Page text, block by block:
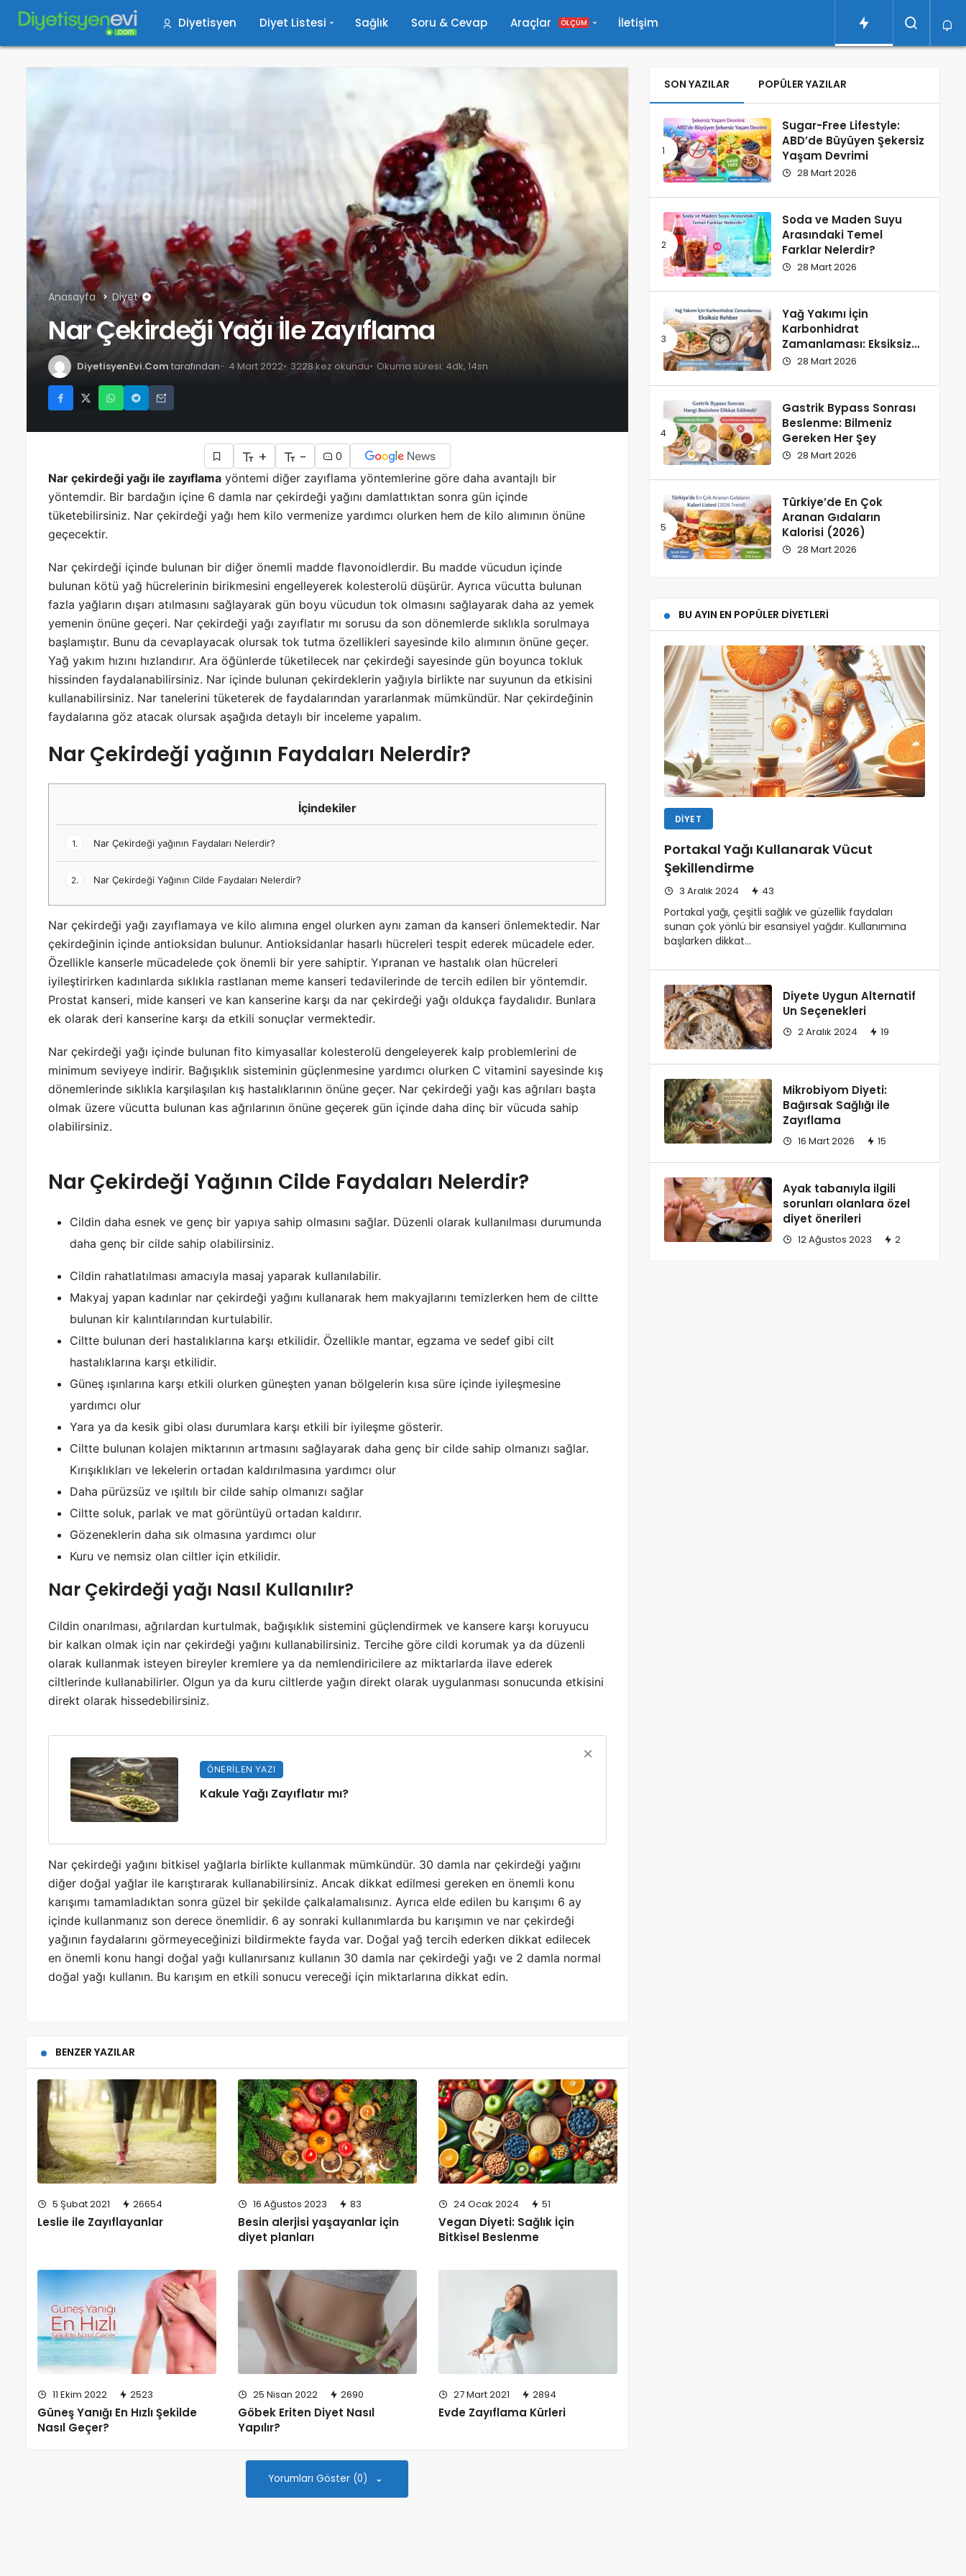
Diyetisyen Diyet Listesi Sağlık Soru & Cevap Araçlar ÖLÇÜM İletişim
Anasayfa Diyet
Nar Çekirdeği Yağı İle Zayıflama
DiyetisyenEvi.Com tarafından 4 Mart 2022 3228 kez okundu Okuma süresi: 4dk, 14sn
+ -
0
Nar çekirdeği yağı ile zayıflama yöntemi diğer zayıflama yöntemlerine göre daha avantajlı bir
yöntemdir. Bir bardağın içine 6 damla nar çekirdeği yağını damlattıktan sonra gün içinde
tüketebilirsiniz. Nar çekirdeği yağı hem kilo vermenize yardımcı olurken hem de kilo alımının önüne
geçecektir.
Nar çekirdeği içinde bulunan bir diğer önemli madde flavonoidlerdir. Bu madde vücudun içinde
bulunan kötü yağ hücrelerinin birikmesini engelleyerek kolesterolü düşürür. Ayrıca vücutta bulunan
fazla yağların dışarı atılmasını sağlayarak gün boyu vücudun tok olmasını sağlayarak daha az yemek
yemenin önüne geçeri. Nar çekirdeği yağı zayıflatır mı sorusu da son dönemlerde sıklıkla sorulmaya
başlamıştır. Bunu da cevaplayacak olursak tok tutma özellikleri sayesinde kilo alımının önüne geçer.
Yağ yakım hızını hızlandırır. Ara öğünlerde tüketilecek nar çekirdeği sayesinde gün boyunca tokluk
hissinden faydalanabilirsiniz. Nar içinde bulunan çekirdeklerin yağıyla birlikte nar suyunun da etkisini
kullanabilirsiniz. Nar tanelerini tüketerek de faydalarından yararlanmak mümkündür. Nar çekirdeğinin
faydalarına göz atacak olursak aşağıda detaylı bir inceleme yapalım.
Nar Çekirdeği yağının Faydaları Nelerdir?
İçindekiler
1. Nar Çekirdeği yağının Faydaları Nelerdir?
2. Nar Çekirdeği Yağının Cilde Faydaları Nelerdir?
Nar çekirdeği yağı zayıflamaya ve kilo alımına engel olurken aynı zaman da kanseri önlemektedir. Nar
çekirdeğinin içinde antioksidan bulunur. Antioksidanlar hasarlı hücreleri tespit ederek mücadele eder.
Özellikle kanserle mücadelede çok önemli bir yere sahiptir. Yıpranan ve hastalık olan hücreleri
iyileştirirken kadınlarda sıklıkla rastlanan meme kanseri tedavilerinde de tercih edilen bir yöntemdir.
Prostat kanseri, mide kanseri ve kan kanserine karşı da nar çekirdeği yağı oldukça faydalıdır. Bunlara
ek olarak deri kanserine karşı da etkili sonuçlar vermektedir.
Nar çekirdeği yağı içinde bulunan fito kimyasallar kolesterolü dengeleyerek kalp problemlerini de
minimum seviyeye indirir. Bağışıklık sisteminin güçlenmesine yardımcı olurken C vitamini sayesinde kış
dönemlerinde sıklıkla karşılaşılan kış hastalıklarının önüne geçer. Nar çekirdeği yağı kas ağrıları başta
olmak üzere vücutta bulunan kas ağrılarının önüne geçerek gün içinde daha dinç bir vücuda sahip
olabilirsiniz.
Nar Çekirdeği Yağının Cilde Faydaları Nelerdir?
Cildin daha esnek ve genç bir yapıya sahip olmasını sağlar. Düzenli olarak kullanılması durumunda
daha genç bir cilde sahip olabilirsiniz.
Cildin rahatlatılması amacıyla masaj yaparak kullanılabilir.
Makyaj yapan kadınlar nar çekirdeği yağını kullanarak hem makyajlarını temizlerken hem de ciltte
bulunan kir kalıntılarından kurtulabilir.
Ciltte bulunan deri hastalıklarına karşı etkilidir. Özellikle mantar, egzama ve sedef gibi cilt
hastalıklarına karşı etkilidir.
Güneş ışınlarına karşı etkili olurken güneşten yanan bölgelerin kısa süre içinde iyileşmesine
yardımcı olur
Yara ya da kesik gibi olası durumlara karşı etkili bir iyileşme gösterir.
Ciltte bulunan kolajen miktarının artmasını sağlayarak daha genç bir cilde sahip olmanızı sağlar.
Kırışıklıkları ve lekelerin ortadan kaldırılmasına yardımcı olur
Daha pürüzsüz ve ışıltılı bir cilde sahip olmanızı sağlar
Ciltte soluk, parlak ve mat görüntüyü ortadan kaldırır.
Gözeneklerin daha sık olmasına yardımcı olur
Kuru ve nemsiz olan ciltler için etkilidir.
Nar Çekirdeği yağı Nasıl Kullanılır?
Cildin onarılması, ağrılardan kurtulmak, bağışıklık sistemini güçlendirmek ve kansere karşı koruyucu
bir kalkan olmak için nar çekirdeği yağını kullanabilirsiniz. Tercihe göre cildi korumak ya da düzenli
olarak kullanmak isteyen bireyler kremlere ya da nemlendiricilere az miktarlarda ilave ederek
ciltlerinde kullanabilirler. Olgun ya da kuru ciltlerde yağın direkt olarak uygulanması sonucunda etkisini
direkt olarak hissedebilirsiniz.
ÖNERILEN YAZI
Kakule Yağı Zayıflatır mı?
Nar çekirdeği yağını bitkisel yağlarla birlikte kullanmak mümkündür. 30 damla nar çekirdeği yağını
diğer doğal yağlar ile karıştırarak kullanabilirsiniz. Ancak dikkat edilmesi gereken en önemli konu
karışımı tamamladıktan sonra güzel bir şekilde çalkalamalısınız. Ayrıca elde edilen bu karışımı 6 ay
içinde kullanmanız son derece önemlidir. 6 ay sonraki kullanımlarda bu karışımın ve nar çekirdeği
yağının faydalarını görmeyeceğinizi bildirmekte fayda var. Doğal yağ tercih ederken dikkat edilecek
en önemli konu hangi doğal yağı kullanırsanız kullanın 30 damla nar çekirdeği yağı ve 2 damla normal
doğal yağı kullanın. Bu karışım en etkili sonucu vereceği için miktarlarına dikkat edin.
BENZER YAZILAR
5 Şubat 2021 26654
Leslie ile Zayıflayanlar
16 Ağustos 2023 83
Besin alerjisi yaşayanlar için
diyet planları
24 Ocak 2024 51
Vegan Diyeti: Sağlık İçin
Bitkisel Beslenme
11 Ekim 2022 2523
Güneş Yanığı En Hızlı Şekilde
Nasıl Geçer?
25 Nisan 2022 2690
Göbek Eriten Diyet Nasıl
Yapılır?
27 Mart 2021 2894
Evde Zayıflama Kürleri
Yorumları Göster (0)
SON YAZILAR POPÜLER YAZILAR
Sugar-Free Lifestyle:
ABD’de Büyüyen Şekersiz
Yaşam Devrimi
28 Mart 2026
Soda ve Maden Suyu
Arasındaki Temel
Farklar Nelerdir?
28 Mart 2026
Yağ Yakımı İçin
Karbonhidrat
Zamanlaması: Eksiksiz
Rehber
28 Mart 2026
Gastrik Bypass Sonrası
Beslenme: Bilmeniz
Gereken Her Şey
28 Mart 2026
Türkiye’de En Çok
Aranan Gıdaların
Kalorisi (2026)
28 Mart 2026
BU AYIN EN POPÜLER DIYETLERI
DIYET
Portakal Yağı Kullanarak Vücut
Şekillendirme
3 Aralık 2024 43
Portakal yağı, çeşitli sağlık ve güzellik faydaları
sunan çok yönlü bir esansiyel yağdır. Kullanımına
başlarken dikkat…
Diyete Uygun Alternatif
Un Seçenekleri
2 Aralık 2024 19
Mikrobiyom Diyeti:
Bağırsak Sağlığı ile
Zayıflama
16 Mart 2026 15
Ayak tabanıyla ilgili
sorunları olanlara özel
diyet önerileri
12 Ağustos 2023 2